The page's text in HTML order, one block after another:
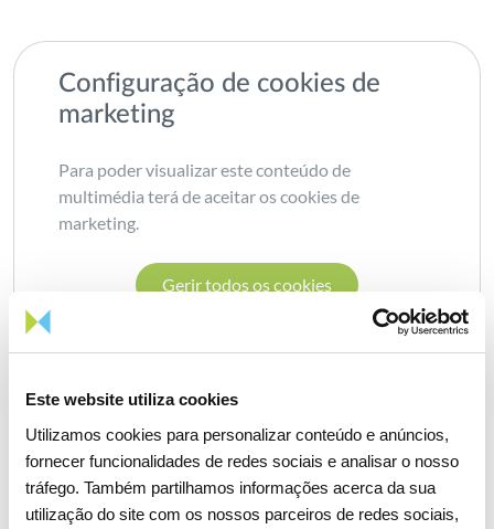
Este website utiliza cookies
Utilizamos cookies para personalizar conteúdo e anúncios,
fornecer funcionalidades de redes sociais e analisar o nosso
tráfego. Também partilhamos informações acerca da sua
utilização do site com os nossos parceiros de redes sociais,
Configuração de cookies de
marketing
Para poder visualizar este conteúdo de
multimédia terá de aceitar os cookies de
marketing.
Gerir todos os cookies